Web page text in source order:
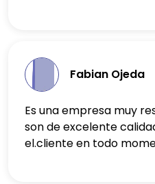
Fabian Ojeda
Es una empresa muy
son de excelente
el.cliente en todo